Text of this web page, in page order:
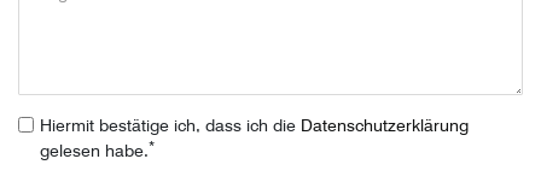
Hiermit bestätige ich, dass ich die Daten­schutz­erklärung
gelesen habe.*